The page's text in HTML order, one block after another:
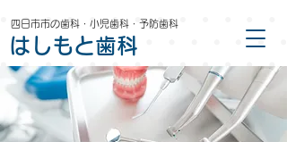
四日市市の歯科・小児歯科・予防歯科
はしもと歯科